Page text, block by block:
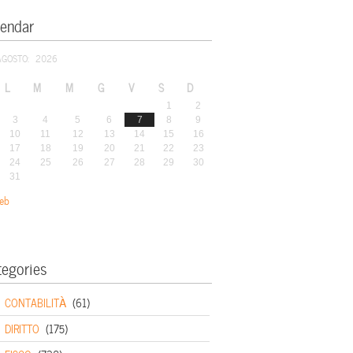
2026
L M M G V S D
1
2
3
4 5 6 7 8
9
10
11 12 13 14 15
16
17
18 19 20 21 22
23
24
25 26 27 28 29
30
31
CONTABILITÀ (61)
DIRITTO (175)